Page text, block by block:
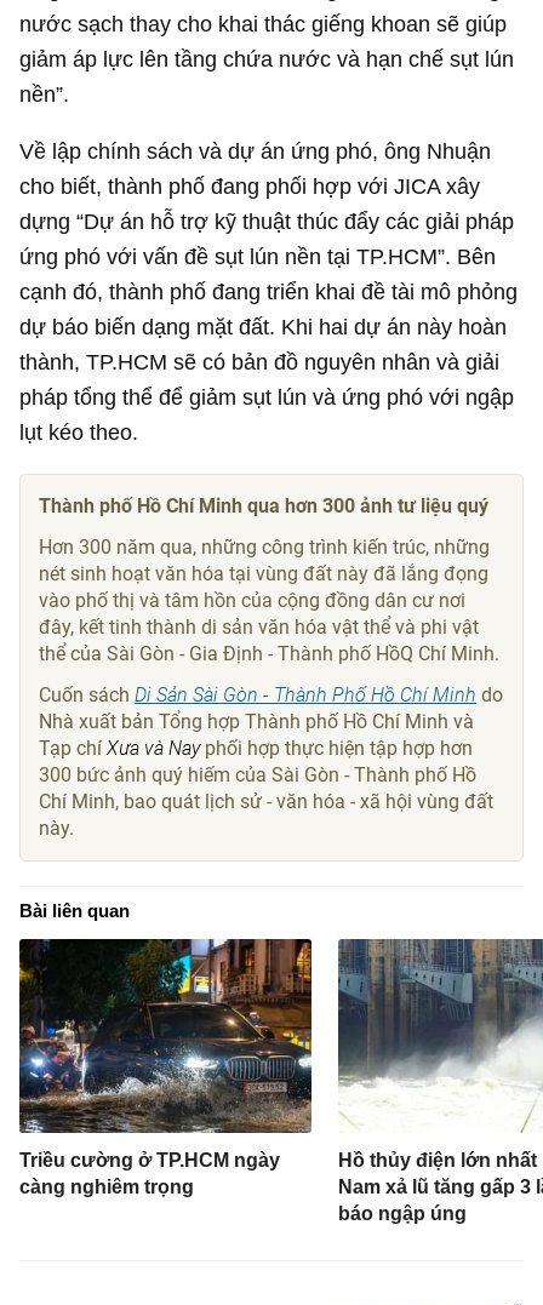
nước sạch thay cho khai thác giếng khoan sẽ giúp
giảm áp lực lên tầng chứa nước và hạn chế sụt lún
nền”.
Về lập chính sách và dự án ứng phó, ông Nhuận
cho biết, thành phố đang phối hợp với JICA xây
dựng “Dự án hỗ trợ kỹ thuật thúc đẩy các giải pháp
ứng phó với vấn đề sụt lún nền tại TP.HCM”. Bên
cạnh đó, thành phố đang triển khai đề tài mô phỏng
dự báo biến dạng mặt đất. Khi hai dự án này hoàn
thành, TP.HCM sẽ có bản đồ nguyên nhân và giải
pháp tổng thể để giảm sụt lún và ứng phó với ngập
lụt kéo theo.
Thành phố Hồ Chí Minh qua hơn 300 ảnh tư liệu quý
Hơn 300 năm qua, những công trình kiến trúc, những
nét sinh hoạt văn hóa tại vùng đất này đã lắng đọng
vào phố thị và tâm hồn của cộng đồng dân cư nơi
đây, kết tinh thành di sản văn hóa vật thể và phi vật
thể của Sài Gòn - Gia Định - Thành phố HồQ Chí Minh.
Cuốn sách Di Sản Sài Gòn - Thành Phố Hồ Chí Minh do
Nhà xuất bản Tổng hợp Thành phố Hồ Chí Minh và
Tạp chíXưa và Nayphối hợp thực hiện tập hợp hơn
300 bức ảnh quý hiếm của Sài Gòn - Thành phố Hồ
Chí Minh, bao quát lịch sử - văn hóa - xã hội vùng đất
này.
Bài liên quan
Triều cường ở TP.HCM ngày
càng nghiêm trọng
Hồ thủy điện lớn nhất
Nam xả lũ tăng gấp 3
báo ngập úng